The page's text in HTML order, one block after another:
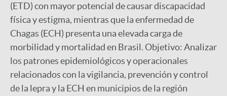
(ETD) con mayor potencial de causar discapacidad
física y estigma, mientras que la enfermedad de
Chagas (ECH) presenta una elevada carga de
morbilidad y mortalidad en Brasil. Objetivo: Analizar
los patrones epidemiológicos y operacionales
relacionados con la vigilancia, prevención y control
de la lepra y la ECH en municipios de la región